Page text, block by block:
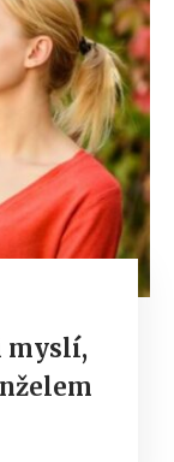
myslí,